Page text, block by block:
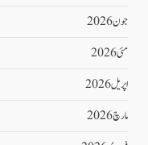
جون 2026
مئی 2026
اپریل 2026
مارچ 2026